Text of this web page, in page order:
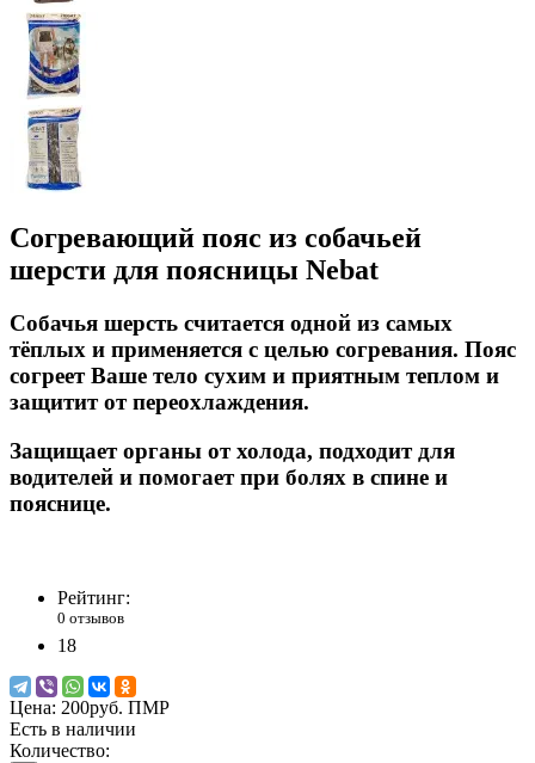
Согревающий пояс из собачьей
шерсти для поясницы Nebat
Собачья шерсть считается одной из самых
тёплых и применяется с целью согревания. Пояс
согреет Ваше тело сухим и приятным теплом и
защитит от переохлаждения.
Защищает органы от холода, подходит для
водителей и помогает при болях в спине и
пояснице.
Рейтинг:
0 отзывов
18
Цена: 200руб. ПМР
Есть в наличии
Количество: